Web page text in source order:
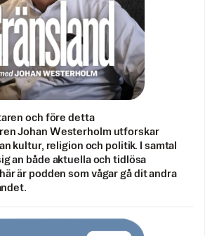
och före detta
Johan Westerholm utforskar
kultur, religion och politik. I samtal
an både aktuella och tidlösa
är podden som vågar gå dit andra